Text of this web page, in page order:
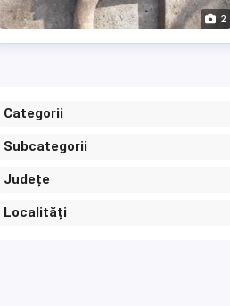
2
Categorii
Subcategorii
Județe
Localități